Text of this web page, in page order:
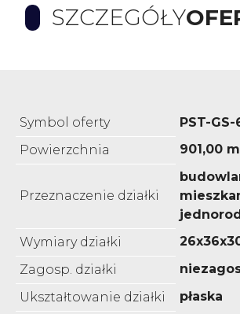
SZCZEGÓŁY
Symbol oferty
PST-GS-
Powierzchnia
901,00
Przeznaczenie działki
Wymiary działki
Zagosp. działki
Ukształtowanie działki
płaska